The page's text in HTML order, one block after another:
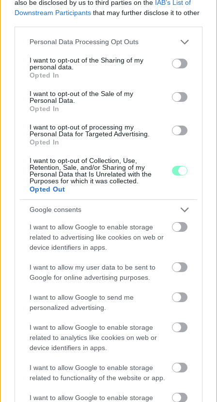
also be disclosed by us to third parties on the IAB’s List of
Downstream Participants that may further disclose it to other
Please note that this website/app uses one or more Google
not limited to your visit or usage behaviour. You may click to
grant or deny consent to Google and its third-party tags to
use your data for below specified purposes in below Google
consent section.
Personal Data Processing Opt Outs
I want to opt-out of the Sharing of my
personal data.
Opted In
I want to opt-out of the Sale of my
Personal Data.
Opted In
I want to opt-out of processing my
Personal Data for Targeted Advertising.
Opted In
I want to opt-out of Collection, Use,
Retention, Sale, and/or Sharing of my
Personal Data that Is Unrelated with the
Purposes for which it was collected.
Opted Out
Google consents
I want to allow Google to enable storage
related to advertising like cookies on web or
device identifiers in apps.
I want to allow my user data to be sent to
Google for online advertising purposes.
I want to allow Google to send me
personalized advertising.
I want to allow Google to enable storage
related to analytics like cookies on web or
device identifiers in apps.
I want to allow Google to enable storage
related to functionality of the website or app.
I want to allow Google to enable storage
A BAROKK ÖSSZES ÁRNYALATA ÉS MÉG EGY SOR
KIVÁLÓ PROGRAM VÁR MINDENKIT EZEN A HÉTVÉGÉN
Középpontban a hagyományőrzés, de lesz Pogány Induló és
Majka koncert, jóga szeánsz, “borhajózás” és egy csomó minden
A GYŐRI AUDI ETO KC PÉNTEKI FELKÉSZÜLÉSI
MÉRKŐZÉSE
Az energiaellátás tehermentesítése érdekében másfél órával
előrébb hozták a Brest Bretagne Handball elleni találkozó
kezdését.
1 hozzászólás